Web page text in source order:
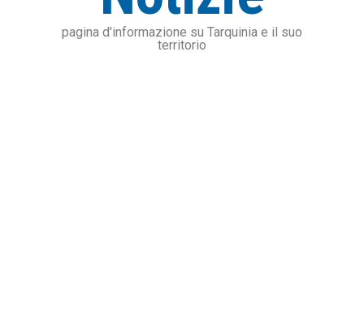
pagina d'informazione su Tarquinia e il suo
territorio